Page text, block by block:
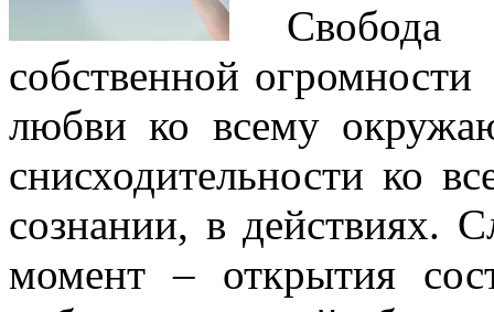
Свобода
собственной
любви ко всему
снисходительности ко
сознании, в действиях.
момент – открытия